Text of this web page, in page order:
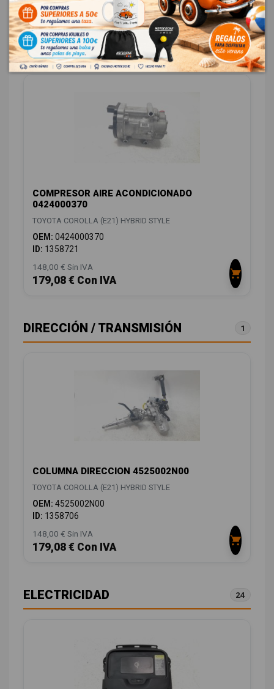
OEM:5590002E10
ID:1358711
48,00 € Sin IVA
58,08 € Con IVA
COMPRESOR AIRE ACONDICIONADO
0424000370
TOYOTA COROLLA (E21) HYBRID STYLE
OEM: 0424000370
ID: 1358721
148,00 € Sin IVA
179,08 € Con IVA
DIRECCIÓN / TRANSMISIÓN 1
COLUMNA DIRECCION 4525002N00
TOYOTA COROLLA (E21) HYBRID STYLE
OEM: 4525002N00
ID: 1358706
148,00 € Sin IVA
179,08 € Con IVA
ELECTRICIDAD 24